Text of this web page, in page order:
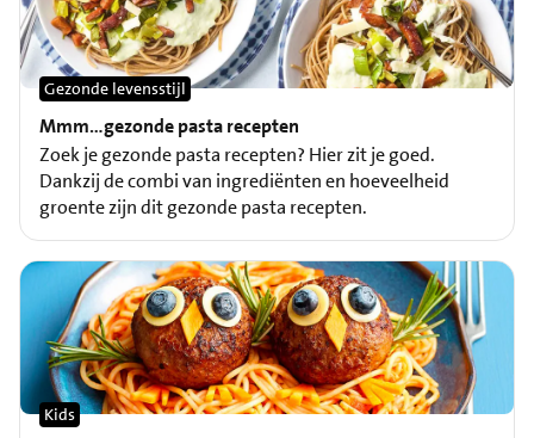
Mmm…gezonde pasta recepten
Gezonde levensstijl
Zoek je gezonde pasta recepten? Hier zit je goed.
Dankzij de combi van ingrediënten en hoeveelheid
groente zijn dit gezonde pasta recepten.
Kids